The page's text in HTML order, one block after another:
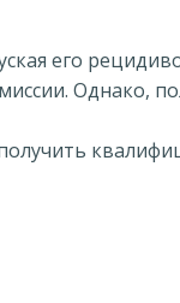
его
Однако,